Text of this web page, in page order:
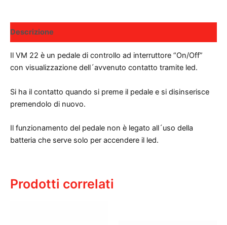
Descrizione
Il VM 22 è un pedale di controllo ad interruttore “On/Off”
con visualizzazione dell´avvenuto contatto tramite led.
Si ha il contatto quando si preme il pedale e si disinserisce
premendolo di nuovo.
Il funzionamento del pedale non è legato all´uso della
batteria che serve solo per accendere il led.
Prodotti correlati